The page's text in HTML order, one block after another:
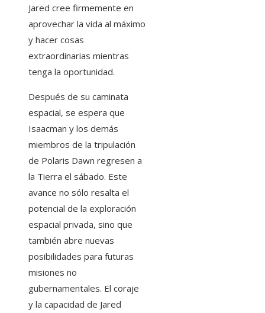
Jared cree firmemente en
aprovechar la vida al máximo
y hacer cosas
extraordinarias mientras
tenga la oportunidad.
Después de su caminata
espacial, se espera que
Isaacman y los demás
miembros de la tripulación
de Polaris Dawn regresen a
la Tierra el sábado. Este
avance no sólo resalta el
potencial de la exploración
espacial privada, sino que
también abre nuevas
posibilidades para futuras
misiones no
gubernamentales. El coraje
y la capacidad de Jared